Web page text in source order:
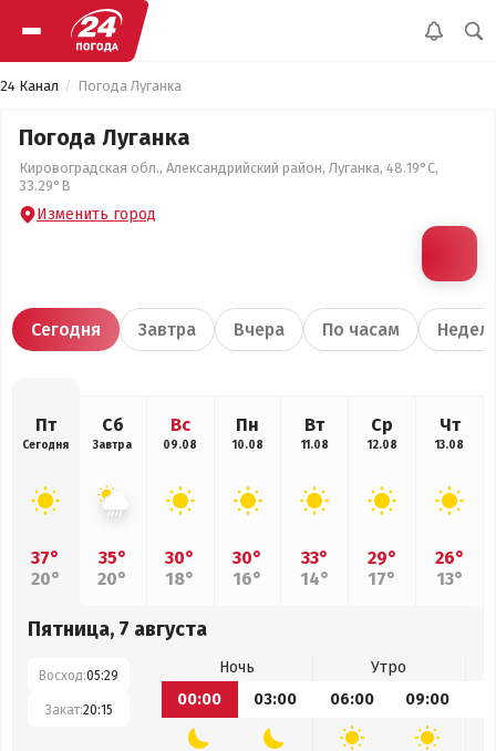
24 Канал Погода Луганка
Погода Луганка
Кировоградская обл., Александрийский район, Луганка, 48.19°С,
33.29°В
Изменить город
Сегодня Завтра Вчера По часам
Пт
Сегодня
37°
20°
Сб
Завтра
35°
20°
Вс
09.08
30°
18°
Пн
10.08
30°
16°
Вт
11.08
33°
14°
Ср
12.08
29°
17°
Чт
13.08
26°
13°
Пятница, 7 августа
Восход:05:29
Закат:20:15
Ночь
Утро
00:00
03:00 06:00 09:00